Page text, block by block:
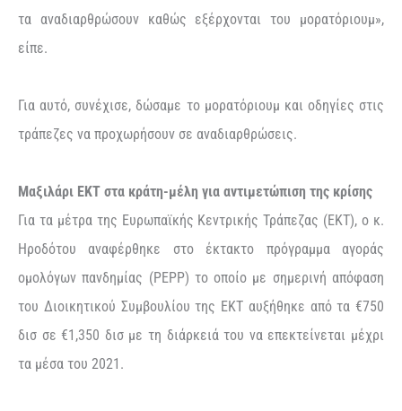
τα αναδιαρθρώσουν καθώς εξέρχονται του μορατόριουμ»,
είπε.
Για αυτό, συνέχισε, δώσαμε το μορατόριουμ και οδηγίες στις
τράπεζες να προχωρήσουν σε αναδιαρθρώσεις.
Μαξιλάρι ΕΚΤ στα κράτη-μέλη για αντιμετώπιση της κρίσης
Για τα μέτρα της Ευρωπαϊκής Κεντρικής Τράπεζας (ΕΚΤ), ο κ.
Ηροδότου αναφέρθηκε στο έκτακτο πρόγραμμα αγοράς
ομολόγων πανδημίας (PEPP) το οποίο με σημερινή απόφαση
του Διοικητικού Συμβουλίου της ΕΚΤ αυξήθηκε από τα €750
δισ σε €1,350 δισ με τη διάρκειά του να επεκτείνεται μέχρι
τα μέσα του 2021.